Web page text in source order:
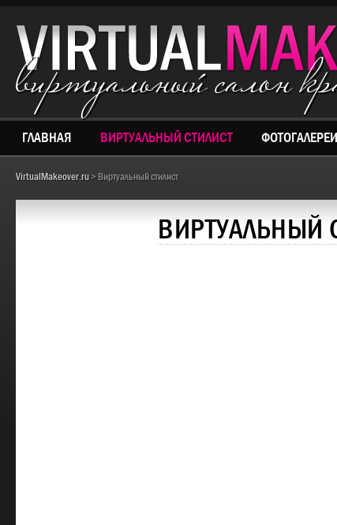
виртуальный салон
ГЛАВНАЯ ВИРТУАЛЬНЫЙ СТИЛИСТ ФОТОГАЛЕРЕИ
VirtualMakeover.ru> Виртуальный стилист
ВИРТУАЛЬНЫЙ